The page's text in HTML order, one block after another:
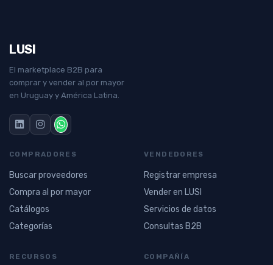
LUSI
El marketplace B2B para
comprar y vender al por mayor
en Uruguay y América Latina.
COMPRADORES
Buscar proveedores
Compra al por mayor
Catálogos
Categorías
VENDEDORES
Registrar empresa
Vender en LUSI
Servicios de datos
Consultas B2B
RECURSOS COMPAÑÍA